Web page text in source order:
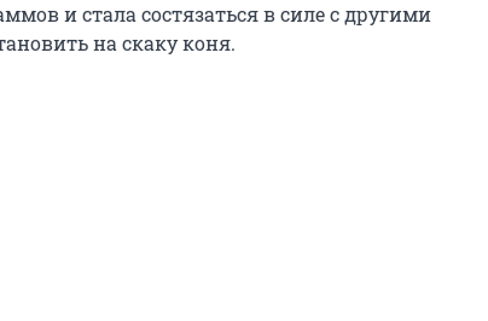
и стала состязаться в силе с другими
на скаку коня.